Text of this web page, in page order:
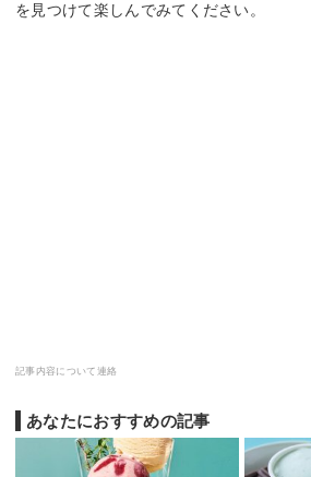
を見つけて楽しんでみてください。
記事内容について連絡
あなたにおすすめの記事